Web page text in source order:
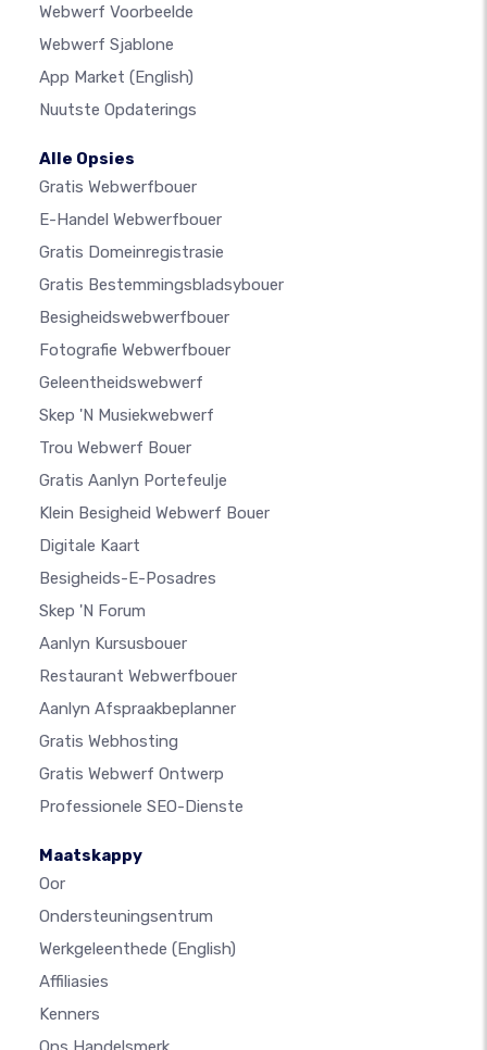
Webwerf Voorbeelde
Webwerf Sjablone
App Market (English)
Nuutste Opdaterings
Alle Opsies
Gratis Webwerfbouer
E-Handel Webwerfbouer
Gratis Domeinregistrasie
Gratis Bestemmingsbladsybouer
Besigheidswebwerfbouer
Fotografie Webwerfbouer
Geleentheidswebwerf
Skep 'n Musiekwebwerf
Trou Webwerf Bouer
Gratis Aanlyn Portefeulje
Klein Besigheid Webwerf Bouer
Digitale Kaart
Besigheids-E-Posadres
Skep 'n Forum
Aanlyn Kursusbouer
Restaurant Webwerfbouer
Aanlyn Afspraakbeplanner
Gratis Webhosting
Gratis Webwerf Ontwerp
Professionele SEO-Dienste
Maatskappy
Oor
Ondersteuningsentrum
Werkgeleenthede (English)
Affiliasies
Kenners